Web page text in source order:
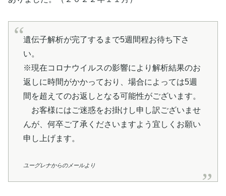
遺伝子解析が完了するまで5週間程お待ち下さ
い。
※現在コロナウイルスの影響により解析結果のお
返しに時間がかかっており、場合によっては5週
間を超えてのお返しとなる可能性がございます。
お客様にはご迷惑をお掛けし申し訳ございませ
んが、何卒ご了承くださいますよう宜しくお願い
申し上げます。
ユーグレナからのメールより